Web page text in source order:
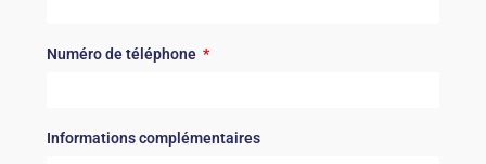
Numéro de téléphone
Informations complémentaires